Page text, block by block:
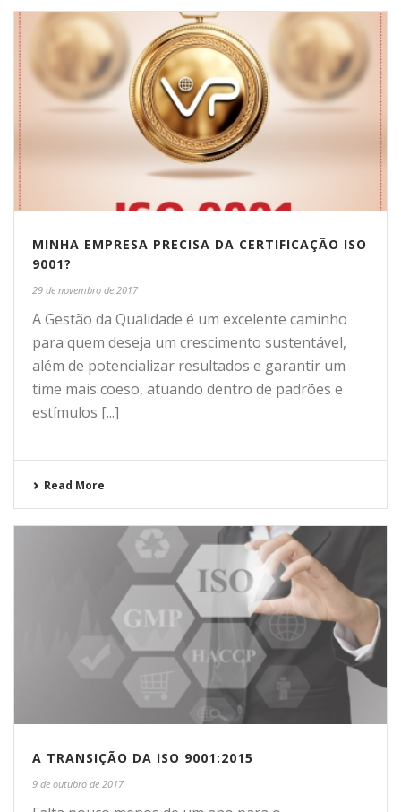
MINHA EMPRESA PRECISA DA CERTIFICAÇÃO ISO
9001?
29 de novembro de 2017
A Gestão da Qualidade é um excelente caminho
para quem deseja um crescimento sustentável,
além de potencializar resultados e garantir um
time mais coeso, atuando dentro de padrões e
estímulos [...]
Read More
A TRANSIÇÃO DA ISO 9001:2015
9 de outubro de 2017